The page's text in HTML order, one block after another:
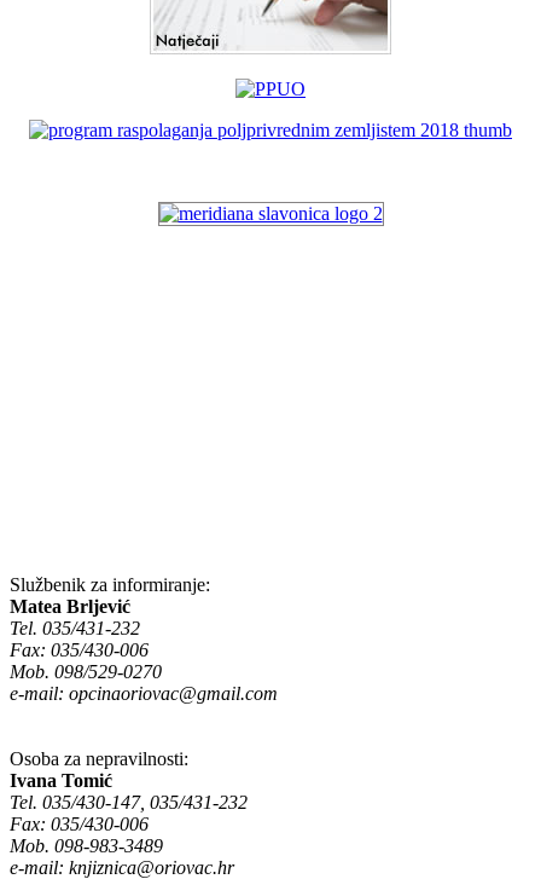
Službenik za informiranje:
Matea Brljević
Tel. 035/431-232
Fax: 035/430-006
Mob. 098/529-0270
e-mail: opcinaoriovac@gmail.com
Osoba za nepravilnosti:
Ivana Tomić
Tel. 035/430-147, 035/431-232
Fax: 035/430-006
Mob. 098-983-3489
e-mail: knjiznica@oriovac.hr